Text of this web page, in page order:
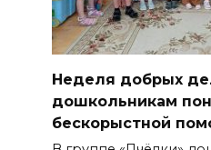
Неделя добрых
дошкольникам
бескорыстной